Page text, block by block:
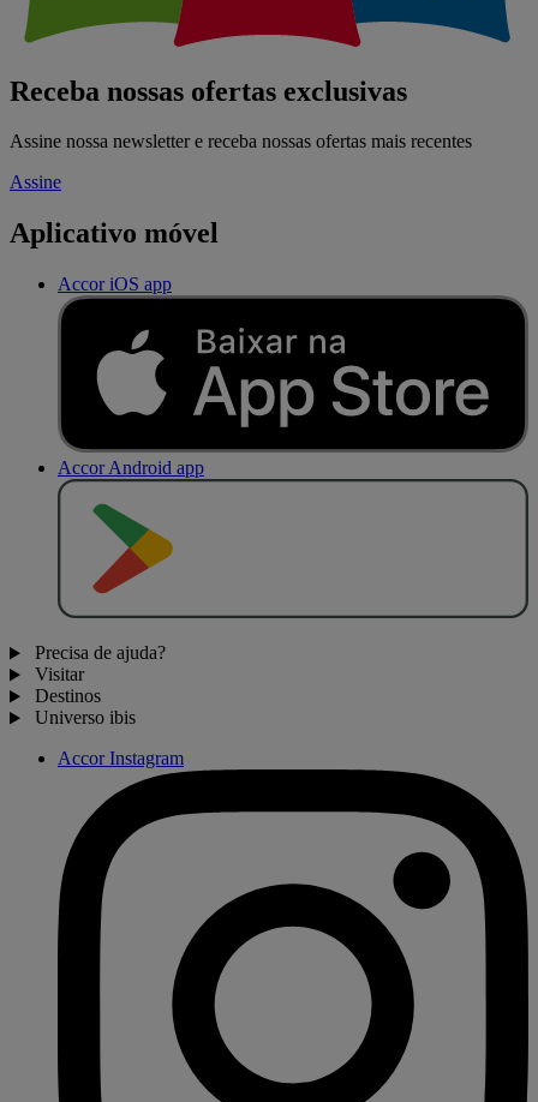
Receba nossas ofertas exclusivas
Assine nossa newsletter e receba nossas ofertas mais recentes
Assine
Aplicativo móvel
Accor iOS app
Accor Android app
Precisa de ajuda?
Visitar
Destinos
Universo ibis
Accor Instagram